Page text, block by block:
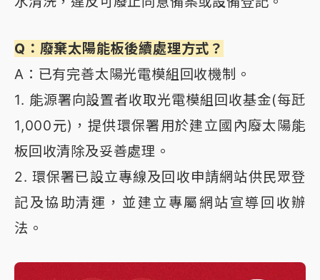
Q：廢棄太陽能板後續處理方式？
A：已有完善太陽光電模組回收機制。
1. 能源署向設置者收取光電模組回收基金(每瓩
1,000元)，提供環保署用於建立國內廢太陽能
板回收清除及妥善處理。
2. 環保署已設立專線及回收申請網站供民眾登
記及協助清運，並建立專屬網站宣導回收辦
法。